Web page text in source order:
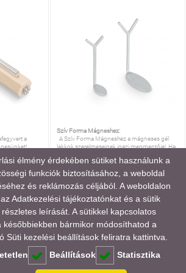
a
1 100 HUF
Szív Forma Mágneshez:
A Szív Forma Mágneshez a mágneses gél
lakkok szerelmeseinek igazi megmentője! Ha
valahányszor egy vendéged szívecske mintát
kért, most fellélegezhetsz – ez
SZÍV FORMA MÁGNESHEZ
240 HUF 300 HUF
Nincs raktáron!
élmény érdekében sütiket használunk a
funkciók biztosításához, a weboldal
és reklámozás céljából. A weboldalon
Adatkezelési tájékoztatónkat és a sütik
leírását. A sütikkel kapcsolatos
későbbiekben bármikor módosíthatod a
Süti kezelési beállítások feliratra kattintva.
Beállítások Statisztika